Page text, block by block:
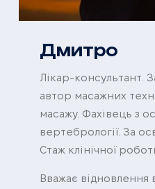
Дмитро
Лікар-консультант.
автор масажних
масажу. Фахівець з
вертебрології. За
Стаж клінічної
Вважає відновлення